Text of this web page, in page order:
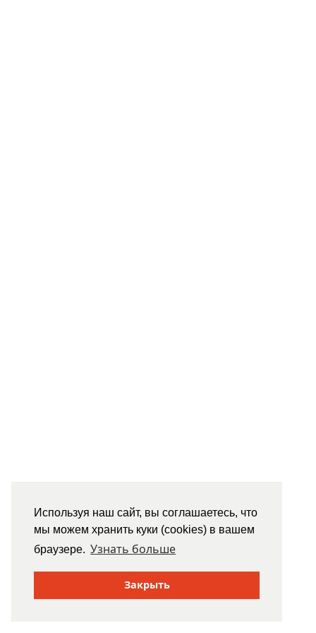
Используя наш сайт, вы соглашаетесь, что
мы можем хранить куки (cookies) в вашем
браузере. Узнать больше
Закрыть